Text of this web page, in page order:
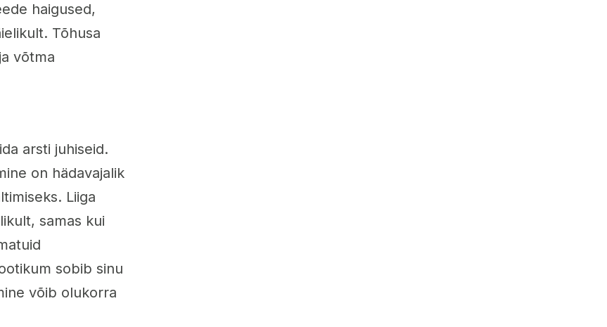
haigused,
Tõhusa
võtma
arsti juhiseid.
on hädavajalik
Liiga
samas kui
sobib sinu
võib olukorra